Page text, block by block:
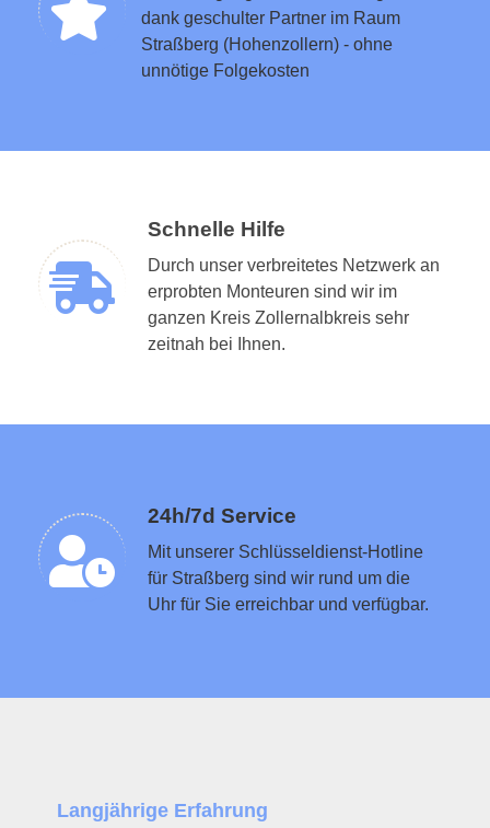
dank geschulter Partner im Raum
Straßberg (Hohenzollern) - ohne
unnötige Folgekosten
Schnelle Hilfe
Durch unser verbreitetes Netzwerk an
erprobten Monteuren sind wir im
ganzen Kreis Zollernalbkreis sehr
zeitnah bei Ihnen.
24h/7d Service
Mit unserer Schlüsseldienst-Hotline
für Straßberg sind wir rund um die
Uhr für Sie erreichbar und verfügbar.
Schlüsseldienst in der Nähe vermitteln
Langjährige Erfahrung